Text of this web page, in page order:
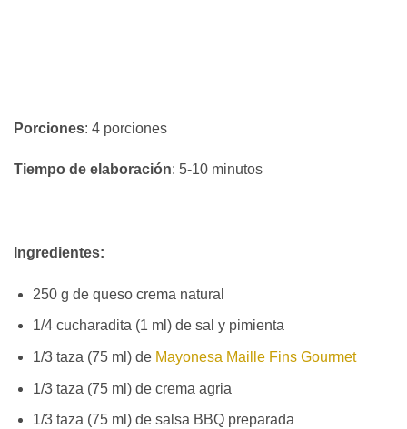
Porciones: 4 porciones
Tiempo de elaboración: 5-10 minutos
Ingredientes:
250 g de queso crema natural
1/4 cucharadita (1 ml) de sal y pimienta
1/3 taza (75 ml) de Mayonesa Maille Fins Gourmet
1/3 taza (75 ml) de crema agria
1/3 taza (75 ml) de salsa BBQ preparada